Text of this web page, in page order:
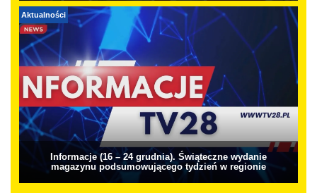
Aktualności
Informacje (16 – 24 grudnia). Świąteczne wydanie
magazynu podsumowującego tydzień w regionie